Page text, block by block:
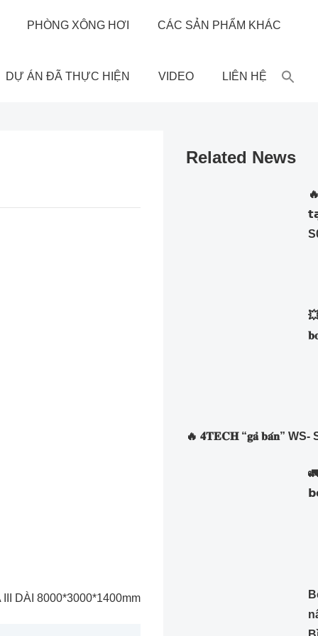
PHÒNG XÔNG HƠI CÁC SẢN PHẨM KHÁC
DỰ ÁN ĐÃ THỰC HIỆN VIDEO LIÊN HỆ
DÀI 8000*3000*1400mm
Related News
🔥 𝟒𝐓𝐄𝐂𝐇 “𝐠𝐚̉ 𝐛𝐚́𝐧” WS-